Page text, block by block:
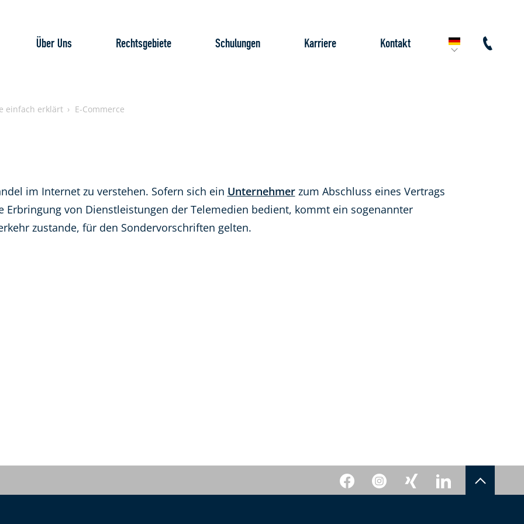
Über Uns Rechtsgebiete Schulungen Karriere Kontakt
einfach erklärt E-Commerce
im Internet zu verstehen. Sofern sich ein Unternehmerzum Abschluss eines Vertrags
Erbringung von Dienstleistungen der Telemedien bedient, kommt ein sogenannter
zustande, für den Sondervorschriften gelten.